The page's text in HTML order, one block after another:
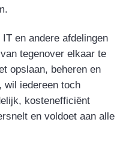
en andere afdelingen
tegenover elkaar te
opslaan, beheren en
wil iedereen toch
kostenefficiënt
en voldoet aan alle